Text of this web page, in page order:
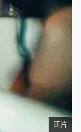
正片